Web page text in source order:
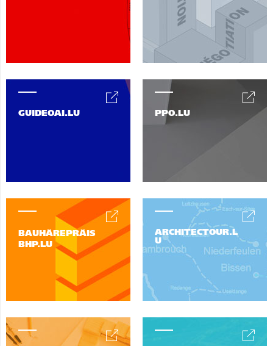
PPO.LU
GUIDEOAI.LU
BAUHÄREPRÄIS
BHP.LU
ARCHITECTOUR.L
U